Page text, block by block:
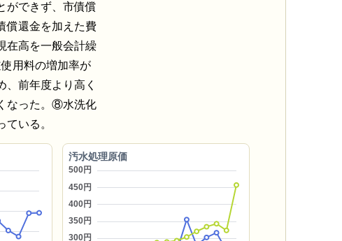
ができず、市債償
償還金を加えた費
在高を一般会計繰
用料の増加率が
前年度より高く
なった。⑧水洗化
いる。
汚水処理原価